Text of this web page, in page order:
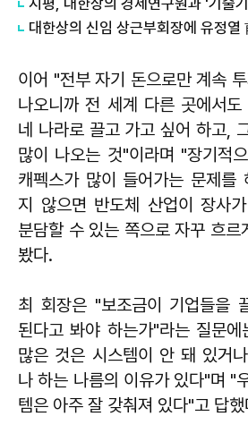
대한상의 신임 상근부회장에 유정열
이어 "전부 자기 돈으로만 계속
나오니까 전 세계 다른 곳에서도
네 나라로 끌고 가고 싶어 하고,
많이 나오는 것"이라며 "장기적
캐펙스가 많이 들어가는 문제를
지 않으면 반도체 산업이 장사
분담할 수 있는 쪽으로 자꾸 흐
봤다.
최 회장은 "보조금이 기업들을
된다고 봐야 하는가"라는 질문에
많은 것은 시스템이 안 돼 있거
나 하는 나름의 이유가 있다"며 "
템은 아주 잘 갖춰져 있다"고 답했